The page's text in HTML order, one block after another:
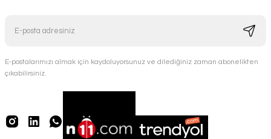
E-postalarımızı almak için kaydoluyorsunuz ve dilediğiniz zaman abonelikten
çıkabilirsiniz.